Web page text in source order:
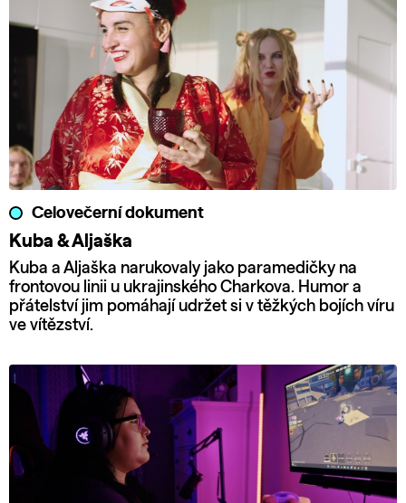
Celovečerní dokument
Kuba & Aljaška
Kuba a Aljaška narukovaly jako paramedičky na
frontovou linii u ukrajinského Charkova. Humor a
přátelství jim pomáhají udržet si v těžkých bojích víru
ve vítězství.